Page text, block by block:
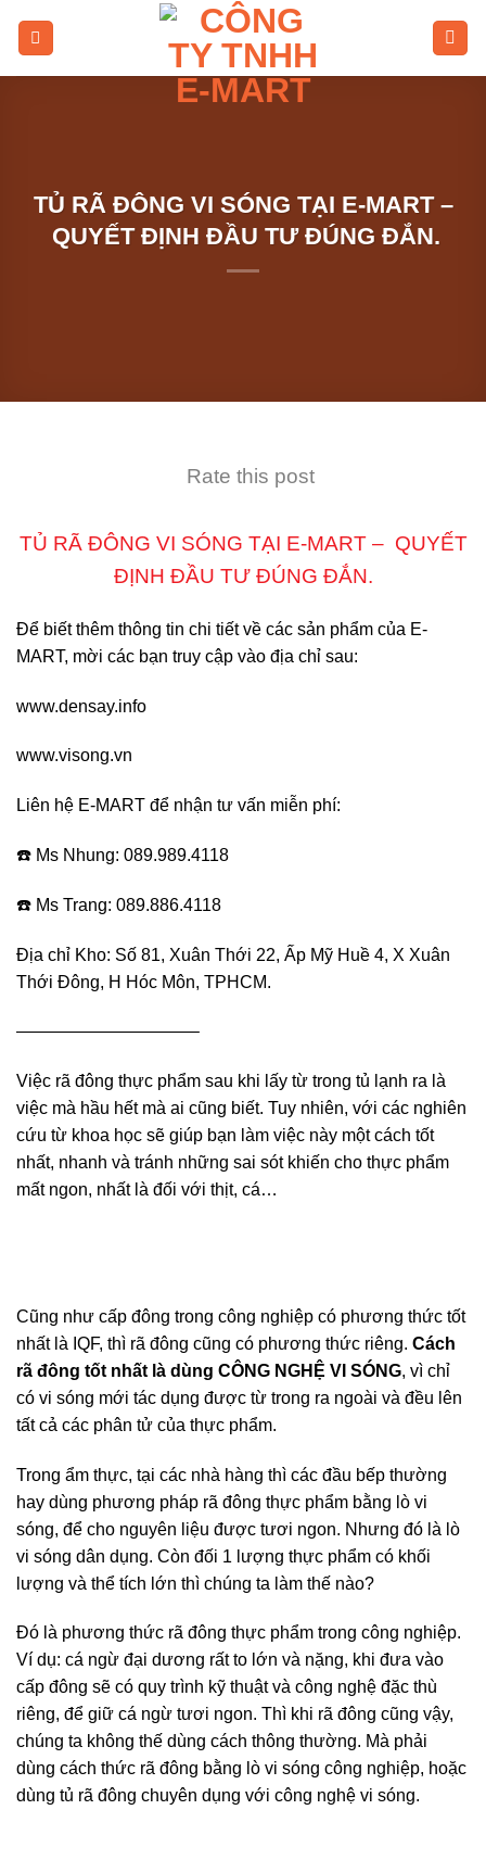
TỦ RÃ ĐÔNG VI SÓNG TẠI E-MART –
QUYẾT ĐỊNH ĐẦU TƯ ĐÚNG ĐẮN.
Rate this post
TỦ RÃ ĐÔNG VI SÓNG TẠI E-MART – QUYẾT
ĐỊNH ĐẦU TƯ ĐÚNG ĐẮN.
Để biết thêm thông tin chi tiết về các sản phẩm của E-
MART, mời các bạn truy cập vào địa chỉ sau:
www.densay.info
www.visong.vn
Liên hệ E-MART để nhận tư vấn miễn phí:
☎️ Ms Nhung: 089.989.4118
☎️ Ms Trang: 089.886.4118
Địa chỉ Kho: Số 81, Xuân Thới 22, Ấp Mỹ Huề 4, X Xuân
Thới Đông, H Hóc Môn, TPHCM.
——————————–
Việc rã đông thực phẩm sau khi lấy từ trong tủ lạnh ra là
việc mà hầu hết mà ai cũng biết. Tuy nhiên, với các nghiên
cứu từ khoa học sẽ giúp bạn làm việc này một cách tốt
nhất, nhanh và tránh những sai sót khiến cho thực phẩm
mất ngon, nhất là đối với thịt, cá…
Cũng như cấp đông trong công nghiệp có phương thức tốt
nhất là IQF, thì rã đông cũng có phương thức riêng. Cách
rã đông tốt nhất là dùng CÔNG NGHỆ VI SÓNG, vì chỉ
có vi sóng mới tác dụng được từ trong ra ngoài và đều lên
tất cả các phân tử của thực phẩm.
Trong ẩm thực, tại các nhà hàng thì các đầu bếp thường
hay dùng phương pháp rã đông thực phẩm bằng lò vi
sóng, để cho nguyên liệu được tươi ngon. Nhưng đó là lò
vi sóng dân dụng. Còn đối 1 lượng thực phẩm có khối
lượng và thể tích lớn thì chúng ta làm thế nào?
Đó là phương thức rã đông thực phẩm trong công nghiệp.
Ví dụ: cá ngừ đại dương rất to lớn và nặng, khi đưa vào
cấp đông sẽ có quy trình kỹ thuật và công nghệ đặc thù
riêng, để giữ cá ngừ tươi ngon. Thì khi rã đông cũng vậy,
chúng ta không thế dùng cách thông thường. Mà phải
dùng cách thức rã đông bằng lò vi sóng công nghiệp, hoặc
dùng tủ rã đông chuyên dụng với công nghệ vi sóng.